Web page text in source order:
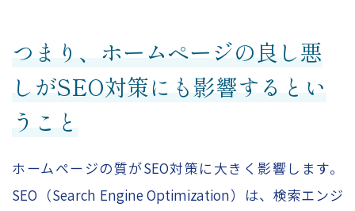
つまり、ホームページの良し悪
しがSEO対策にも影響するとい
うこと
ホームページの質がSEO対策に大きく影響します。
SEO（Search Engine Optimization）は、検索エンジ